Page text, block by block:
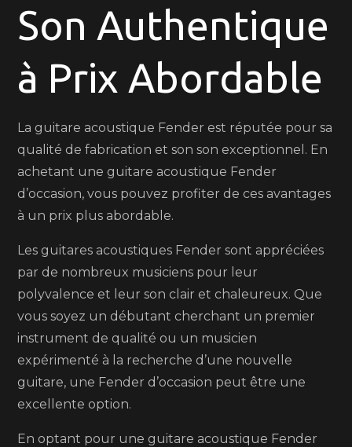
Son Authentique
à Prix Abordable
La guitare acoustique Fender est réputée pour sa
qualité de fabrication et son son exceptionnel. En
achetant une guitare acoustique Fender
d’occasion, vous pouvez profiter de ces avantages
à un prix plus abordable.
Les guitares acoustiques Fender sont appréciées
par de nombreux musiciens pour leur
polyvalence et leur son clair et chaleureux. Que
vous soyez un débutant cherchant un premier
instrument de qualité ou un musicien
expérimenté à la recherche d’une nouvelle
guitare, une Fender d’occasion peut être une
excellente option.
En optant pour une guitare acoustique Fender